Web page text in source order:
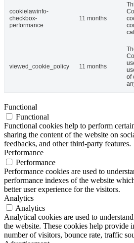
cookielawinfo-
checkbox-
performance
11 months
viewed_cookie_policy 11 months
of
Functional
Functional
Functional cookies help to perform
sharing the content of the website on
feedbacks, and other third-party features.
Performance
Performance
Performance cookies are used to
performance indexes of the website
better user experience for the visitors.
Analytics
Analytics
Analytical cookies are used to
the website. These cookies help provide
number of visitors, bounce rate, traffic